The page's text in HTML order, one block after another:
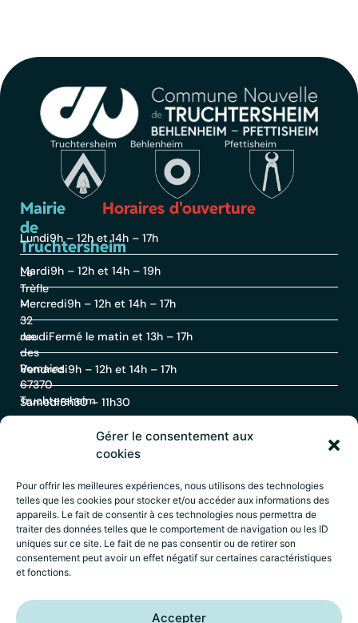
Gérer le consentement aux
cookies
Pour offrir les meilleures expériences, nous utilisons des technologies
telles que les cookies pour stocker et/ou accéder aux informations des
appareils. Le fait de consentir à ces technologies nous permettra de
traiter des données telles que le comportement de navigation ou les ID
uniques sur ce site. Le fait de ne pas consentir ou de retirer son
consentement peut avoir un effet négatif sur certaines caractéristiques
et fonctions.
Accepter
Truchtersheim Behlenheim Pfettisheim
Mairie
de
Truchtersheim
Le
Trèfle
–
32
rue
des
Romains
67370
Truchtersheim
Contact
03
88
69
60
30
Horaires d'ouverture
Lundi9h – 12h et 14h – 17h
Mardi9h – 12h et 14h – 19h
Mercredi9h – 12h et 14h – 17h
JeudiFermé le matin et 13h – 17h
Vendredi9h – 12h et 14h – 17h
Samedi8h30 – 11h30
Mentions légales